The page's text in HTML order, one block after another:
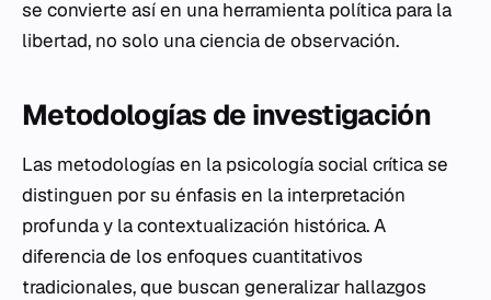
se convierte así en una herramienta política para la
libertad, no solo una ciencia de observación.
Metodologías de investigación
Las metodologías en la psicología social crítica se
distinguen por su énfasis en la interpretación
profunda y la contextualización histórica. A
diferencia de los enfoques cuantitativos
tradicionales, que buscan generalizar hallazgos